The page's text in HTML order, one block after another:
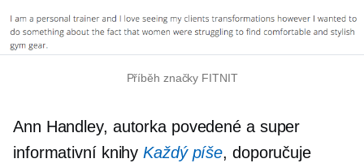
Příběh značky FITNIT
Ann Handley, autorka povedené a super
informativní knihyKaždý píše, doporučuje